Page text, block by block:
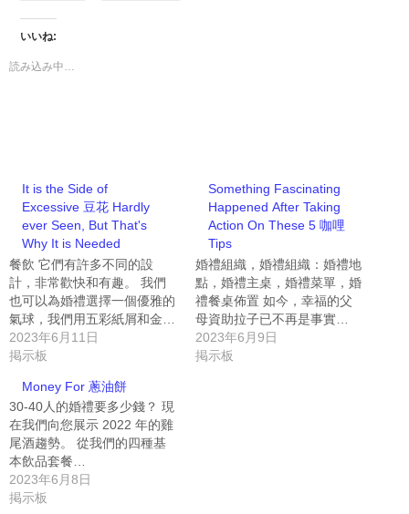
いいね:
読み込み中…
It is the Side of
Excessive 豆花 Hardly
ever Seen, But That's
Why It is Needed
餐飲 它們有許多不同的設
計，非常歡快和有趣。 我們
也可以為婚禮選擇一個優雅的
氣球，我們用五彩紙屑和金…
2023年6月11日
掲示板
Something Fascinating
Happened After Taking
Action On These 5 咖哩
Tips
婚禮組織，婚禮組織：婚禮地
點，婚禮主桌，婚禮菜單，婚
禮餐桌佈置 如今，幸福的父
母資助拉子已不再是事實…
2023年6月9日
掲示板
Money For 蔥油餅
30-40人的婚禮要多少錢？ 現
在我們向您展示 2022 年的雞
尾酒趨勢。 從我們的四種基
本飲品套餐…
2023年6月8日
掲示板